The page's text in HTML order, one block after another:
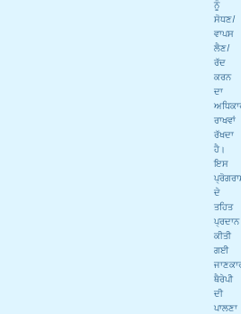
ਨੂੰ
ਸੋਧਣ/
ਵਾਪਸ
ਲੈਣ/
ਰੱਦ
ਕਰਨ
ਦਾ
ਰਾਖਵਾਂ
ਰੱਖਦਾ
ਹੈ।
ਇਸ
ਦੇ
ਤਹਿਤ
ਪ੍ਰਦਾਨ
ਕੀਤੀ
ਗਈ
ਥੈਰੇਪੀ
ਦੀ
ਪਾਲਣਾ